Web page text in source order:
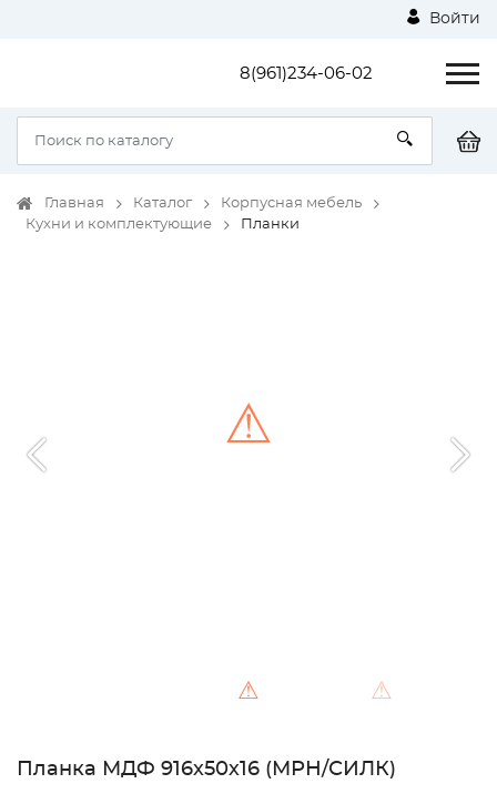
Войти
8(961)234-06-02
Главная Каталог
Корпусная мебель
Кухни и комплектующие
Планки
⚠ ⚠
⚠
Планка МДФ 916х50х16 (МРН/СИЛК)